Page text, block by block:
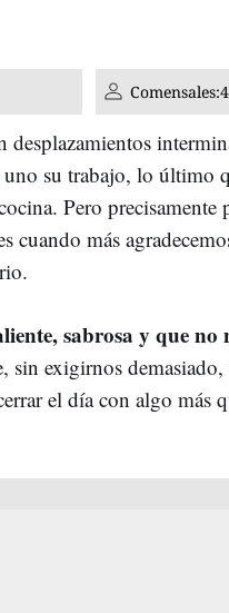
Comensales:4
desplazamientos
su trabajo, lo último
Pero
cuando más
sabrosa y que no
sin exigirnos
el día con algo más